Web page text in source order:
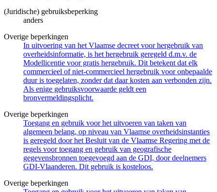
(Juridische) gebruiksbeperking
anders
Overige beperkingen
In uitvoering van het Vlaamse decreet voor hergebruik van
overheidsinformatie, is het hergebruik geregeld d.m.v. de
Modellicentie voor gratis hergebruik. Dit betekent dat elk
commercieel of niet-commercieel hergebruik voor onbepaalde
duur is toegelaten, zonder dat daar kosten aan verbonden zijn.
Als enige gebruiksvoorwaarde geldt een
bronvermeldingsplicht.
Overige beperkingen
Toegang en gebruik voor het uitvoeren van taken van
algemeen belang, op niveau van Vlaamse overheidsinstanties
is geregeld door het Besluit van de Vlaamse Regering met de
regels voor toegang en gebruik van geografische
gegevensbronnen toegevoegd aan de GDI, door deelnemers
GDI-Vlaanderen. Dit gebruik is kosteloos.
Overige beperkingen